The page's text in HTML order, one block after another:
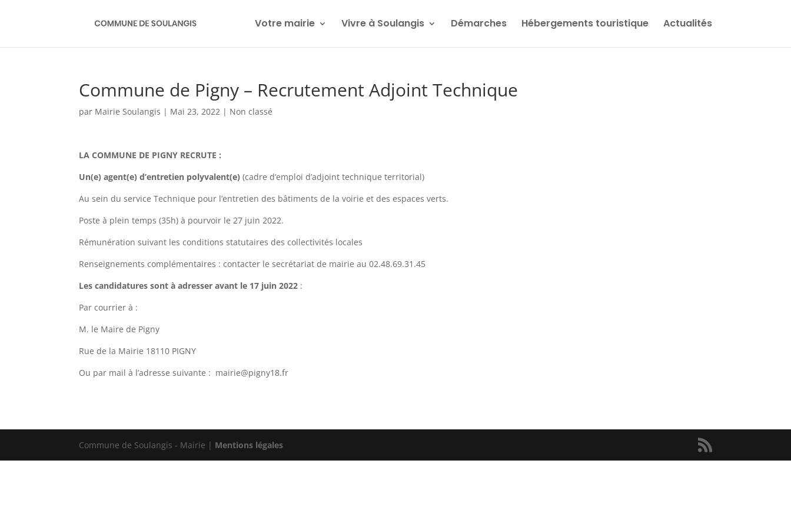
Votre mairie Vivre à Soulangis Démarches Hébergements touristique Actualités
Commune de Pigny – Recrutement Adjoint Technique
par Mairie Soulangis | Mai 23, 2022 | Non classé
LA COMMUNE DE PIGNY RECRUTE :
Un(e) agent(e) d’entretien polyvalent(e)(cadre d’emploi d’adjoint technique territorial)
Au sein du service Technique pour l’entretien des bâtiments de la voirie et des espaces verts.
Poste à plein temps (35h) à pourvoir le 27 juin 2022.
Rémunération suivant les conditions statutaires des collectivités locales
Renseignements complémentaires : contacter le secrétariat de mairie au 02.48.69.31.45
Les candidatures sont à adresser avant le 17 juin 2022 :
Par courrier à :
M. le Maire de Pigny
Rue de la Mairie 18110 PIGNY
Ou par mail à l’adresse suivante : mairie@pigny18.fr
Commune de Soulangis - Mairie | Mentions légales